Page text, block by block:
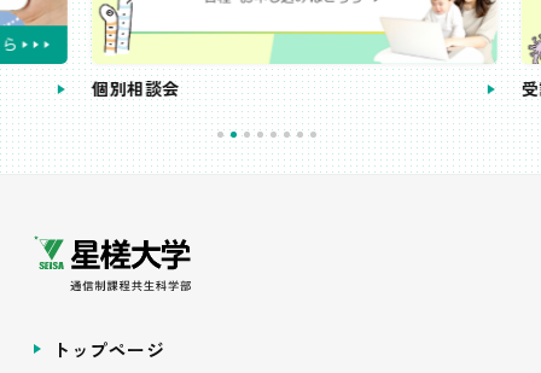
個別相談会 受講
トップページ